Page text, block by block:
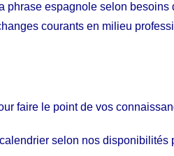
phrase espagnole selon besoins
courants en milieu
faire le point de vos
selon nos